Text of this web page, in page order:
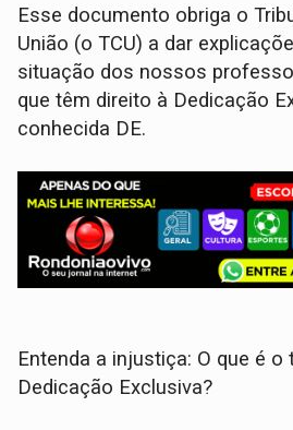
Esse documento obriga o
União (o TCU) a dar
situação dos nossos
que têm direito à Dedicação
conhecida DE.
Entenda a injustiça: O que é o
Dedicação Exclusiva?